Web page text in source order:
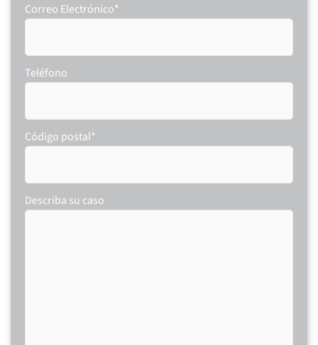
Correo Electrónico*
Teléfono
Código postal*
Describa su caso